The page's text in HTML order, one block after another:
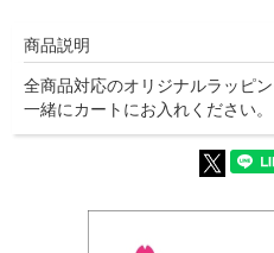
商品説明
全商品対応のオリジナルラッピ
一緒にカートにお入れください。